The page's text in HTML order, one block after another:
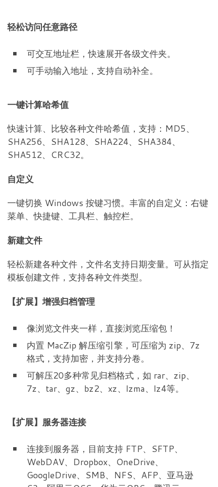
轻松访问任意路径
可交互地址栏，快速展开各级文件夹。
可手动输入地址，支持自动补全。
一键计算哈希值
快速计算、比较各种文件哈希值，支持：MD5、
SHA256、SHA128、SHA224、SHA384、
SHA512、CRC32。
自定义
一键切换 Windows 按键习惯。丰富的自定义：右键
菜单、快捷键、工具栏、触控栏。
新建文件
轻松新建各种文件，文件名支持日期变量。可从指定
模板创建文件，支持各种文件类型。
【扩展】增强归档管理
像浏览文件夹一样，直接浏览压缩包！
内置 MacZip 解压缩引擎，可压缩为 zip、7z
格式，支持加密，并支持分卷。
可解压20多种常见归档格式，如 rar、zip、
7z、tar、gz、bz2、xz、lzma、lz4等。
【扩展】服务器连接
连接到服务器，目前支持 FTP、SFTP、
WebDAV、Dropbox、OneDrive、
GoogleDrive、SMB、NFS、AFP、亚马逊